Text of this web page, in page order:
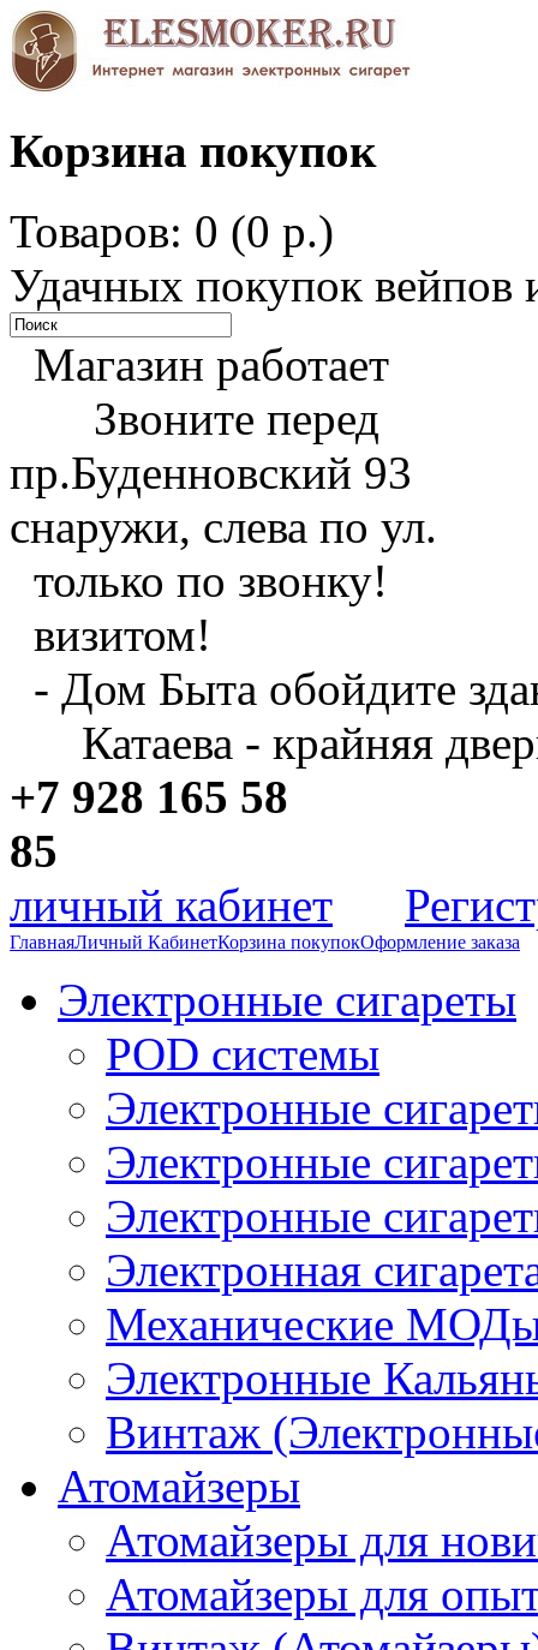
Корзина покупок
Товаров: 0 (0 р.)
Удачных покупок вейпов
Магазин работает
Звоните перед
пр.Буденновский 93
снаружи, слева по ул.
только по звонку!
визитом!
- Дом Быта обойдите
Катаева - крайняя
+7 928 165 58
личный кабинет
ГлавнаяЛичный КабинетКорзина покупокОформление заказа
Электронные сигареты
POD системы
Электронные
Электронные
Электронные
Электронная
Механические
Электронные
Винтаж
Атомайзеры
Атомайзеры для
Атомайзеры для